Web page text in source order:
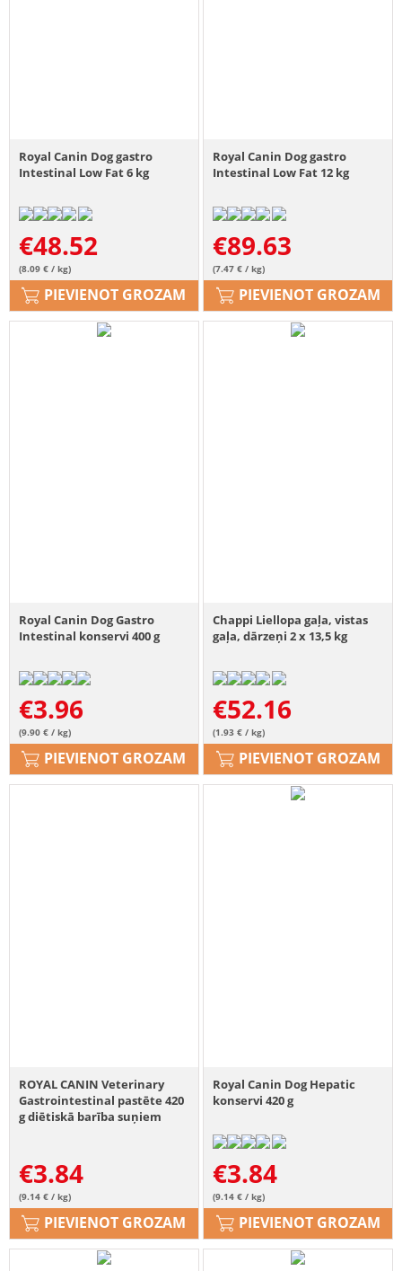
Royal Canin Dog gastro
Intestinal Low Fat 6 kg
€48.52
(8.09 € / kg)
PIEVIENOT GROZAM
Royal Canin Dog gastro
Intestinal Low Fat 12 kg
€89.63
(7.47 € / kg)
PIEVIENOT GROZAM
Royal Canin Dog Gastro
Intestinal konservi 400 g
€3.96
(9.90 € / kg)
PIEVIENOT GROZAM
Chappi Liellopa gaļa, vistas
gaļa, dārzeņi 2 x 13,5 kg
€52.16
(1.93 € / kg)
PIEVIENOT GROZAM
ROYAL CANIN Veterinary
Gastrointestinal pastēte 420
g diētiskā barība suņiem
€3.84
(9.14 € / kg)
PIEVIENOT GROZAM
Royal Canin Dog Hepatic
konservi 420 g
€3.84
(9.14 € / kg)
PIEVIENOT GROZAM